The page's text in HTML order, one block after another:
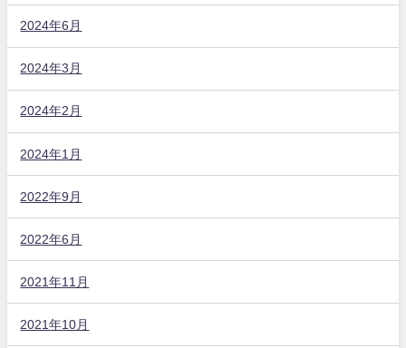
2024年6月
2024年3月
2024年2月
2024年1月
2022年9月
2022年6月
2021年11月
2021年10月